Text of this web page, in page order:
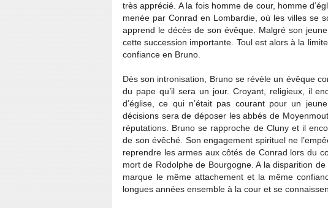
très apprécié. A la fois homme de cour, homme
menée par Conrad en Lombardie, où les villes se
apprend le décès de son évêque. Malgré son
cette succession importante. Toul est alors à la
confiance en Bruno.
Dès son intronisation, Bruno se révèle un évêque
du pape qu’il sera un jour. Croyant, religieux, il
d’église, ce qui n’était pas courant pour un
décisions sera de déposer les abbés de
réputations. Bruno se rapproche de Cluny et il
de son évêché. Son engagement spirituel ne
reprendre les armes aux côtés de Conrad lors du
mort de Rodolphe de Bourgogne. A la disparition
marque le même attachement et la même
longues années ensemble à la cour et se